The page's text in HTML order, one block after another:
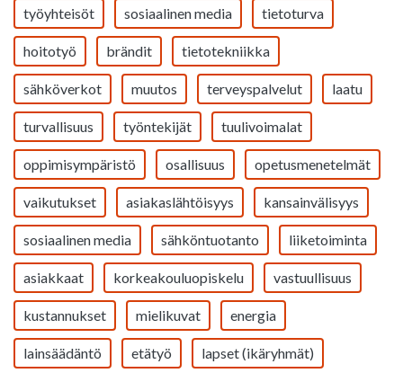
työyhteisöt sosiaalinen media tietoturva
hoitotyö brändit tietotekniikka
sähköverkot muutos terveyspalvelut laatu
turvallisuus työntekijät tuulivoimalat
oppimisympäristö osallisuus opetusmenetelmät
vaikutukset asiakaslähtöisyys kansainvälisyys
sosiaalinen media sähköntuotanto liiketoiminta
asiakkaat korkeakouluopiskelu vastuullisuus
kustannukset mielikuvat energia
lainsäädäntö etätyö lapset (ikäryhmät)